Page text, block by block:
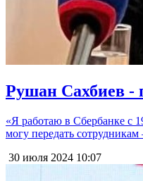
Рушан Сахбиев -
«Я работаю в Сбербанке с
могу передать
30 июля 2024 10:07